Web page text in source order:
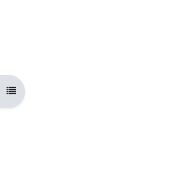
Abrir índice da disciplina